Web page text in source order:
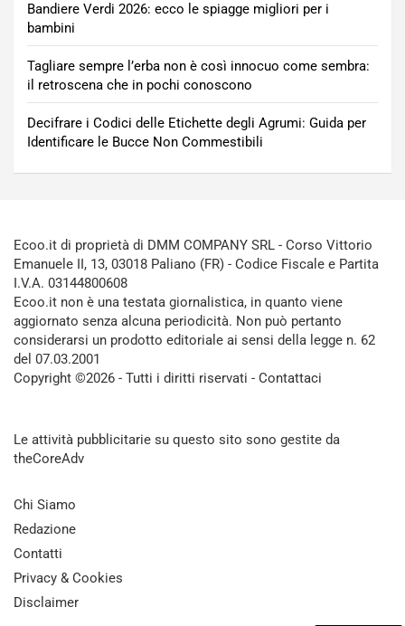
Bandiere Verdi 2026: ecco le spiagge migliori per i
bambini
Tagliare sempre l’erba non è così innocuo come sembra:
il retroscena che in pochi conoscono
Decifrare i Codici delle Etichette degli Agrumi: Guida per
Identificare le Bucce Non Commestibili
Ecoo.it di proprietà di DMM COMPANY SRL - Corso Vittorio
Emanuele II, 13, 03018 Paliano (FR) - Codice Fiscale e Partita
I.V.A. 03144800608
Ecoo.it non è una testata giornalistica, in quanto viene
aggiornato senza alcuna periodicità. Non può pertanto
considerarsi un prodotto editoriale ai sensi della legge n. 62
del 07.03.2001
Copyright ©2026 - Tutti i diritti riservati - Contattaci
Le attività pubblicitarie su questo sito sono gestite da
theCoreAdv
Chi Siamo
Redazione
Contatti
Privacy & Cookies
Disclaimer